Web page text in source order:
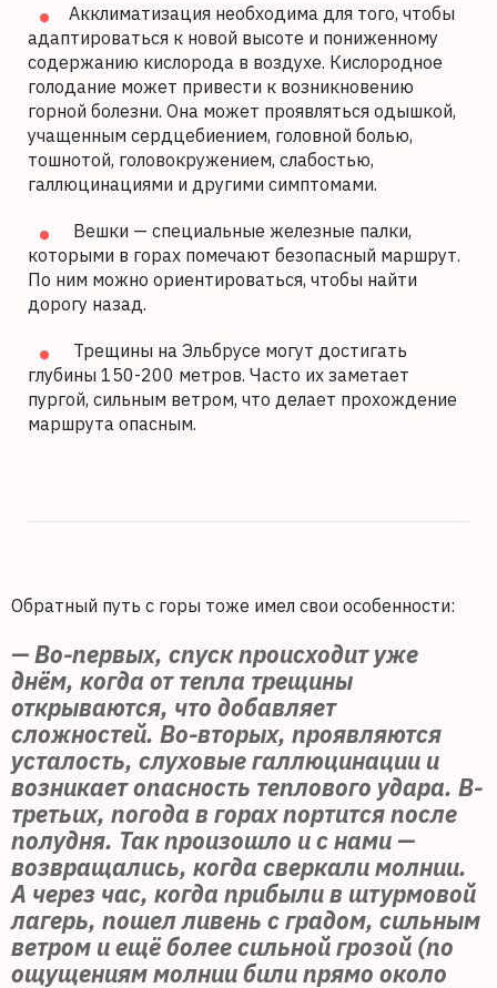
Акклиматизация необходима для того, чтобы
адаптироваться к новой высоте и пониженному
содержанию кислорода в воздухе. Кислородное
голодание может привести к возникновению
горной болезни. Она может проявляться одышкой,
учащенным сердцебиением, головной болью,
тошнотой, головокружением, слабостью,
галлюцинациями и другими симптомами.
Вешки — специальные железные палки,
которыми в горах помечают безопасный маршрут.
По ним можно ориентироваться, чтобы найти
дорогу назад.
Трещины на Эльбрусе могут достигать
глубины 150-200 метров. Часто их заметает
пургой, сильным ветром, что делает прохождение
маршрута опасным.
Обратный путь с горы тоже имел свои особенности:
— Во-первых, спуск происходит уже
днём, когда от тепла трещины
открываются, что добавляет
сложностей. Во-вторых, проявляются
усталость, слуховые галлюцинации и
возникает опасность теплового удара. В-
третьих, погода в горах портится после
полудня. Так произошло и с нами —
возвращались, когда сверкали молнии.
А через час, когда прибыли в штурмовой
лагерь, пошел ливень с градом, сильным
ветром и ещё более сильной грозой (по
ощущениям молнии били прямо около